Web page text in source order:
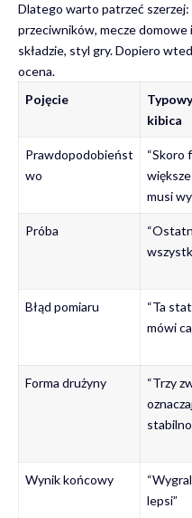
Dlatego warto patrzeć
przeciwników, mecze domowe
składzie, styl gry. Dopiero
ocena.
Pojęcie
kibica
Prawdopodobieńst
wo
“Skoro
musi
Próba
Błąd pomiaru
“Ta
mówi
Forma drużyny
“Trzy
Wynik końcowy
lepsi”